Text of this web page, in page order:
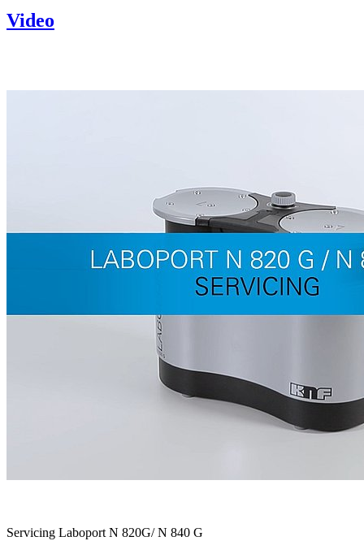
Video
Servicing Laboport N 820G/ N 840 G